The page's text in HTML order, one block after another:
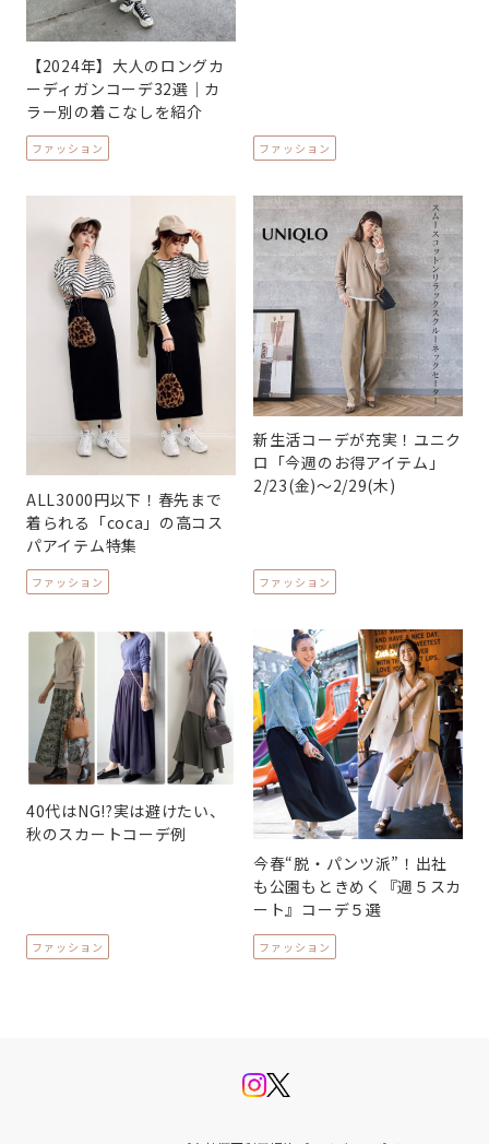
【2024年】大人のロングカ
ーディガンコーデ32選｜カ
ラー別の着こなしを紹介
ファッション ファッション
ALL3000円以下！春先まで
着られる「coca」の高コス
パアイテム特集
ファッション
新生活コーデが充実！ユニク
ロ「今週のお得アイテム」
2/23(金)～2/29(木)
ファッション
40代はNG!?実は避けたい、
秋のスカートコーデ例
ファッション
今春“脱・パンツ派”！出社
も公園もときめく『週５スカ
ート』コーデ５選
ファッション